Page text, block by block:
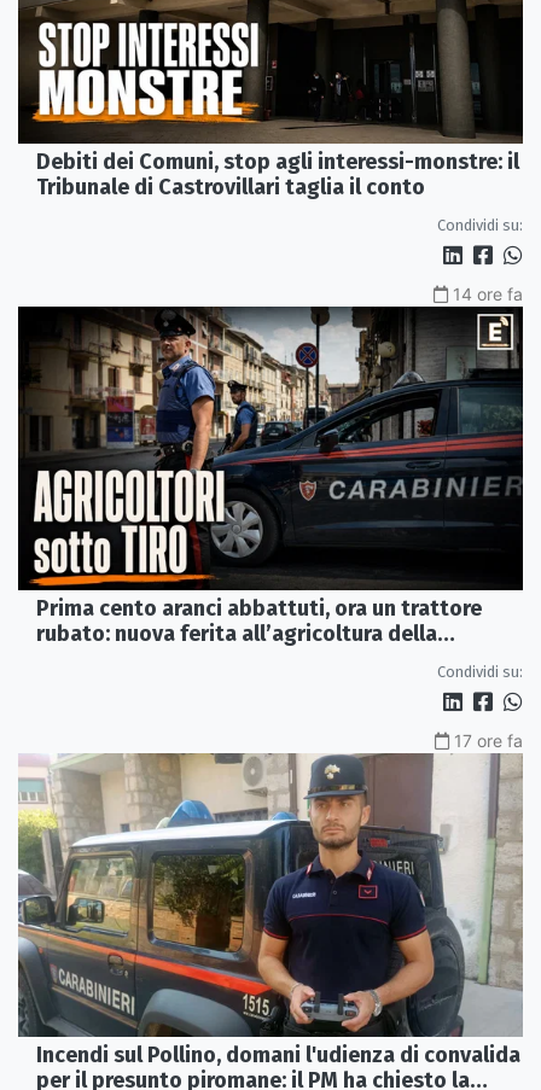
Debiti dei Comuni, stop agli interessi-monstre: il
Tribunale di Castrovillari taglia il conto
Condividi su:
14 ore fa
Prima cento aranci abbattuti, ora un trattore
rubato: nuova ferita all’agricoltura della
Condividi su:
17 ore fa
Incendi sul Pollino, domani l'udienza di convalida
per il presunto piromane: il PM ha chiesto la